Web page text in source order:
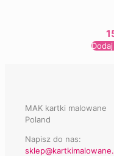
MAK kartki malowane
Poland
Napisz do nas: